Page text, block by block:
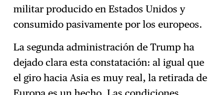
militar producido en Estados Unidos y
consumido pasivamente por los europeos.
La segunda administración de Trump ha
dejado clara esta constatación: al igual que
el giro hacia Asia es muy real, la retirada de